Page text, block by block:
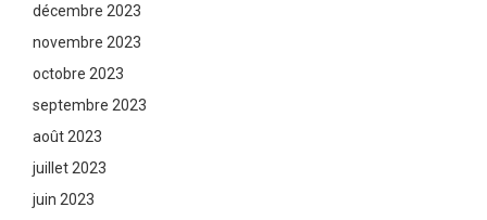
décembre 2023
novembre 2023
octobre 2023
septembre 2023
août 2023
juillet 2023
juin 2023